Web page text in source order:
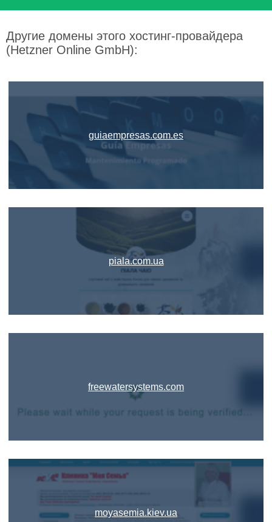
Другие домены этого хостинг-провайдера
(Hetzner Online GmbH):
guiaempresas.com.es
piala.com.ua
freewatersystems.com
moyasemia.kiev.ua